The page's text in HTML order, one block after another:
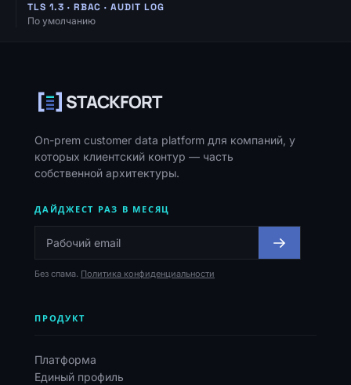
TLS 1.3 · RBAC · AUDIT LOG
По умолчанию
STACKFORT
On-prem customer data platform для компаний, у
которых клиентский контур — часть
собственной архитектуры.
ДАЙДЖЕСТ РАЗ В МЕСЯЦ
Без спама. Политика конфиденциальности
ПРОДУКТ
Платформа
Единый профиль